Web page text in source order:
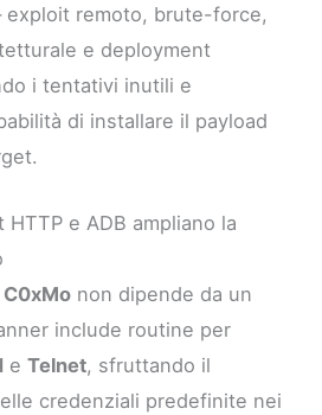
remoto, brute-force,
e deployment
i tentativi inutili e
di installare il payload
e ADB ampliano la
C0xMo non dipende da un
include routine per
eTelnet, sfruttando il
credenziali predefinite nei